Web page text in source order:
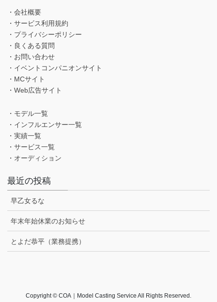
・会社概要
・サービス利用規約
・プライバシーポリシー
・良くある質問
・お問い合わせ
・イベントコンパニオンサイト
・MCサイト
・Web広告サイト
・モデル一覧
・インフルエンサー一覧
・実績一覧
・サービス一覧
・オーディション
最近の投稿
早乙女るな
年末年始休業のお知らせ
とよだ恭平（業務提携）
Copyright © COA｜Model Casting Service All Rights Reserved.